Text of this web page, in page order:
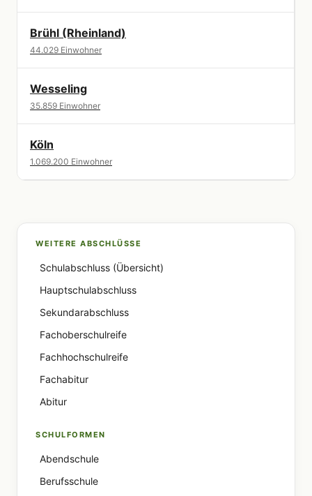
Brühl (Rheinland)
44.029 Einwohner
Wesseling
35.859 Einwohner
Köln
1.069.200 Einwohner
WEITERE ABSCHLÜSSE
Schulabschluss (Übersicht)
Hauptschulabschluss
Sekundarabschluss
Fachoberschulreife
Fachhochschulreife
Fachabitur
Abitur
SCHULFORMEN
Abendschule
Berufsschule